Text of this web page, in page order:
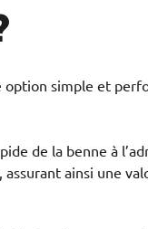
option simple et
de la benne à
ainsi une